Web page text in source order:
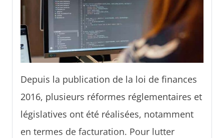
réponses.
Depuis la publication de la loi de finances
2016, plusieurs réformes réglementaires et
législatives ont été réalisées, notamment
en termes de facturation. Pour lutter